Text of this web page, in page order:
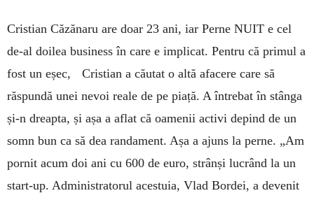
Cristian Căzănaru are doar 23 ani, iar Perne NUIT e cel
de-al doilea business în care e implicat. Pentru că primul a
fost un eșec, Cristian a căutat o altă afacere care să
răspundă unei nevoi reale de pe piață. A întrebat în stânga
și-n dreapta, și așa a aflat că oamenii activi depind de un
somn bun ca să dea randament. Așa a ajuns la perne. „Am
pornit acum doi ani cu 600 de euro, strânși lucrând la un
start-up. Administratorul acestuia, Vlad Bordei, a devenit